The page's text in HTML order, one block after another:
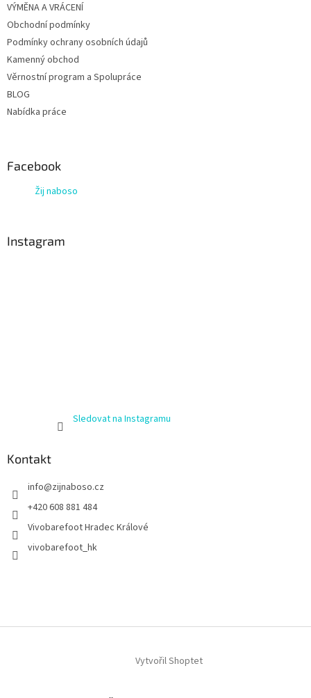
VÝMĚNA A VRÁCENÍ
Obchodní podmínky
Podmínky ochrany osobních údajů
Kamenný obchod
Věrnostní program a Spolupráce
BLOG
Nabídka práce
Facebook
Žij naboso
Instagram
Sledovat na Instagramu
Kontakt
info@zijnaboso.cz
+420 608 881 484
Vivobarefoot Hradec Králové
vivobarefoot_hk
Vytvořil Shoptet